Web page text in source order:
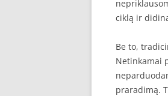
ciklą ir
Be to,
Netinkamai
praradimą.